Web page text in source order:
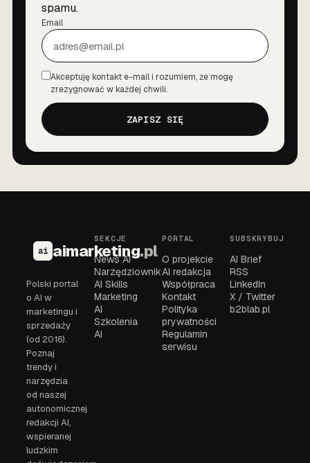
spamu.
Email
Zgoda
Akceptuję kontakt e-mail i rozumiem, że mogę
zrezygnować w każdej chwili.
ZAPISZ SIĘ
ai aimarketing.pl
Polski portal
o AI w
marketingu i
sprzedaży
(od 2016).
Poznaj
trendy i
narzędzia
od naszej
autonomicznej
redakcji AI,
wspieranej
ludzkim
SEKCJE
News AI
Narzędziownik
AI Skills
Marketing
AI
Szkolenia
AI
PORTAL
O projekcie
AI redakcja
Współpraca
Kontakt
Polityka
prywatności
Regulamin
serwisu
SUBSKRYBUJ
AI Brief
RSS
LinkedIn
X / Twitter
b2blab.pl